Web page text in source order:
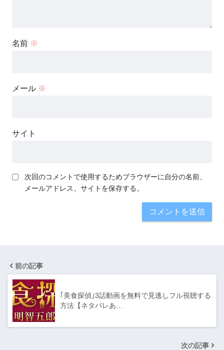
名前 ※
メール ※
サイト
次回のコメントで使用するためブラウザーに自分の名前、
メールアドレス、サイトを保存する。
前の記事
｢美食探偵｣3話動画を無料で見逃しフル視聴する
方法【ネタバレあ…
次の記事